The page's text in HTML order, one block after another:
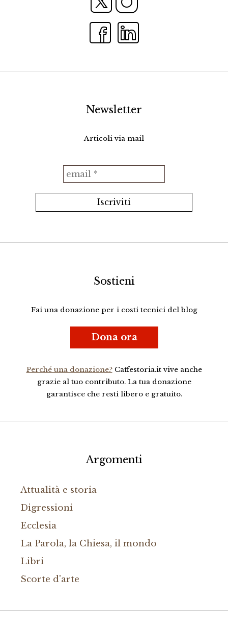
Newsletter
Articoli via mail
Sostieni
Fai una donazione per i costi tecnici del blog
Dona ora
Perché una donazione?Caffestoria.it vive anche
grazie al tuo contributo. La tua donazione
garantisce che resti libero e gratuito.
Argomenti
Attualità e storia
Digressioni
Ecclesia
La Parola, la Chiesa, il mondo
Libri
Scorte d'arte